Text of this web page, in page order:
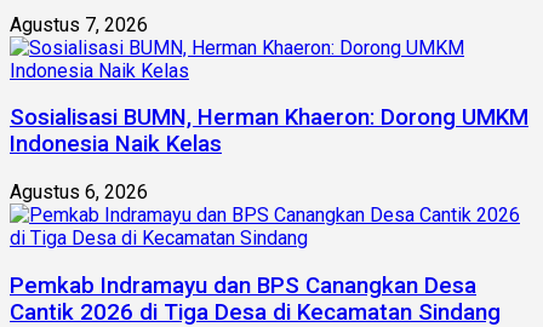
Agustus 7, 2026
Sosialisasi BUMN, Herman Khaeron: Dorong UMKM
Indonesia Naik Kelas
Agustus 6, 2026
Pemkab Indramayu dan BPS Canangkan Desa
Cantik 2026 di Tiga Desa di Kecamatan Sindang